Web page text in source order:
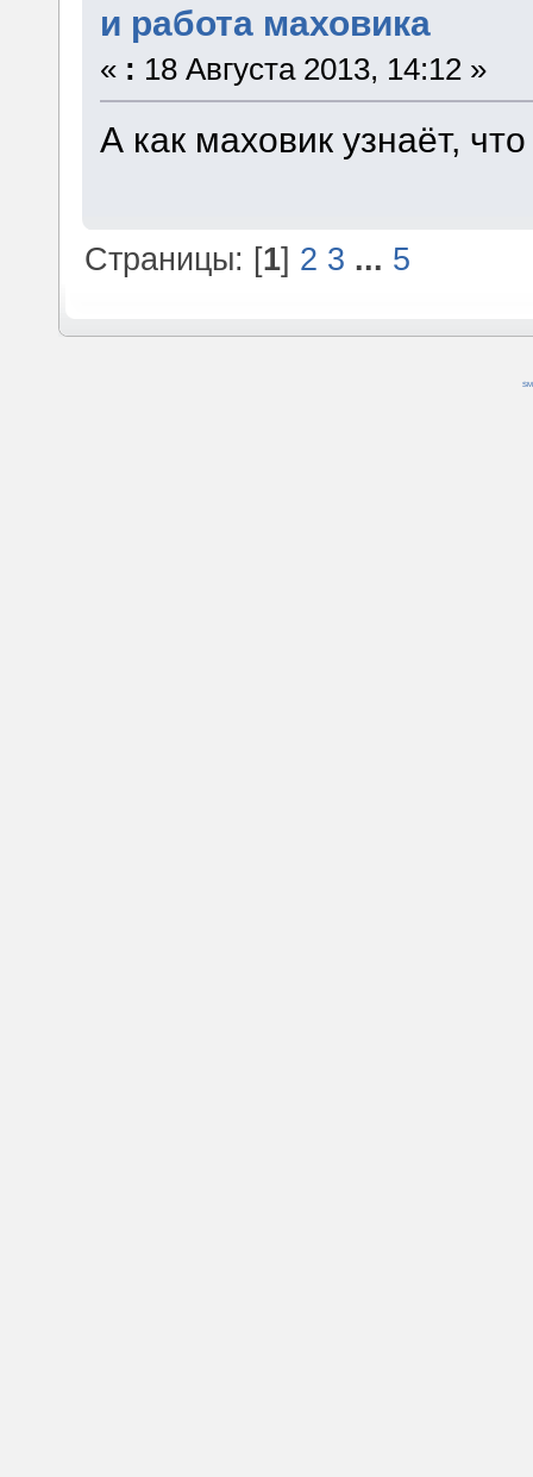
и работа маховика
« : 18 Августа 2013, 14:12 »
А как маховик узнаёт,
Страницы: [1] 2 3 ... 5